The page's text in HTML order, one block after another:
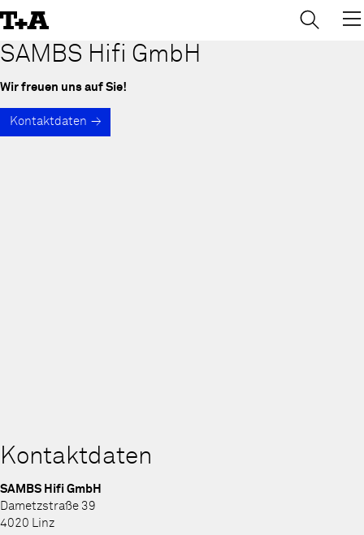
to
Content
SAMBS Hifi GmbH
Wir freuen uns auf Sie!
Kontaktdaten
Kontaktdaten
SAMBS Hifi GmbH
Dametzstraße 39
4020 Linz
→ ×